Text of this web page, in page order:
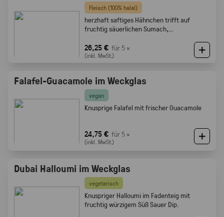
Fleisch (100% halal)
herzhaft saftiges Hähnchen trifft auf
fruchtig säuerlichen Sumach,
Röstaromen vom knusprigen Brot
26,25 € für 5 ×
(inkl. MwSt.)
Falafel-Guacamole im Weckglas
vegan
Knusprige Falafel mit frischer Guacamole
24,75 € für 5 ×
(inkl. MwSt.)
Dubai Halloumi im Weckglas
vegetarisch
Knuspriger Halloumi im Fadenteig mit
fruchtig würzigem Süß Sauer Dip.